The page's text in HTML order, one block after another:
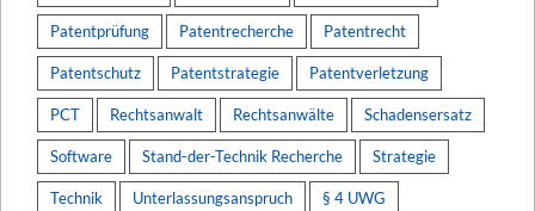
Patentprüfung Patentrecherche Patentrecht
Patentschutz Patentstrategie Patentverletzung
PCT Rechtsanwalt Rechtsanwälte Schadensersatz
Software Stand-der-Technik Recherche Strategie
Technik Unterlassungsanspruch § 4 UWG